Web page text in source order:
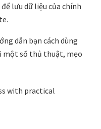
lưu dữ liệu của chính
dẫn bạn cách dùng
một số thủ thuật, mẹo